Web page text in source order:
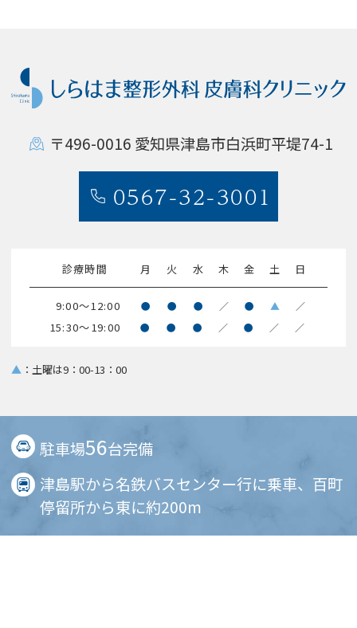
〒496-0016 愛知県津島市白浜町平堤74-1
0567-32-3001
診療時間 月 火 水 木 金 土 日
9:00～12:00 ● ● ● ／ ● ▲ ／
15:30～19:00 ● ● ● ／ ● ／ ／
▲ ：土曜は9：00-13：00
駐車場56台完備
津島駅から名鉄バスセンター行に乗車、百町
停留所から東に約200m